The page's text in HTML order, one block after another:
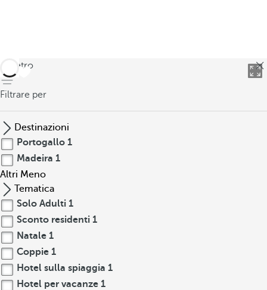
indietro
Filtrare per
Destinazioni
Portogallo 1
Madeira 1
Altri Meno
Tematica
Solo Adulti 1
Sconto residenti 1
Natale 1
Coppie 1
Hotel sulla spiaggia 1
Hotel per vacanze 1